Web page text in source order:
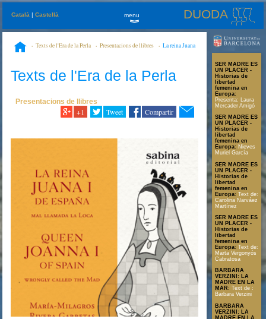
Català |Castellà DUODA
menu
»
Texts de l'Era de la Perla Presentacions de llibres
La reina Juana
Texts de l'Era de la Perla
Presentacions de llibres
+1 Tweet Compartir
SER MADRE ES
UN PLACER -
Historias de
libertad
femenina en
Europa:
Presenta: Laura
Mercader Amigó
SER MADRE ES
UN PLACER -
Historias de
libertad
femenina en
Europa: Nieves
Muriel García
SER MADRE ES
UN PLACER -
Historias de
libertad
femenina en
Europa: Text de:
Carolina Narváez
Martínez
SER MADRE ES
UN PLACER -
Historias de
libertad
femenina en
Europa: Text de:
Marta Vergonyós
Cabratosa
BARBARA
VERZINI: LA
MADRE EN LA
MAR: Text de :
Barbara Verzini
BARBARA
VERZINI: LA
MADRE EN LA